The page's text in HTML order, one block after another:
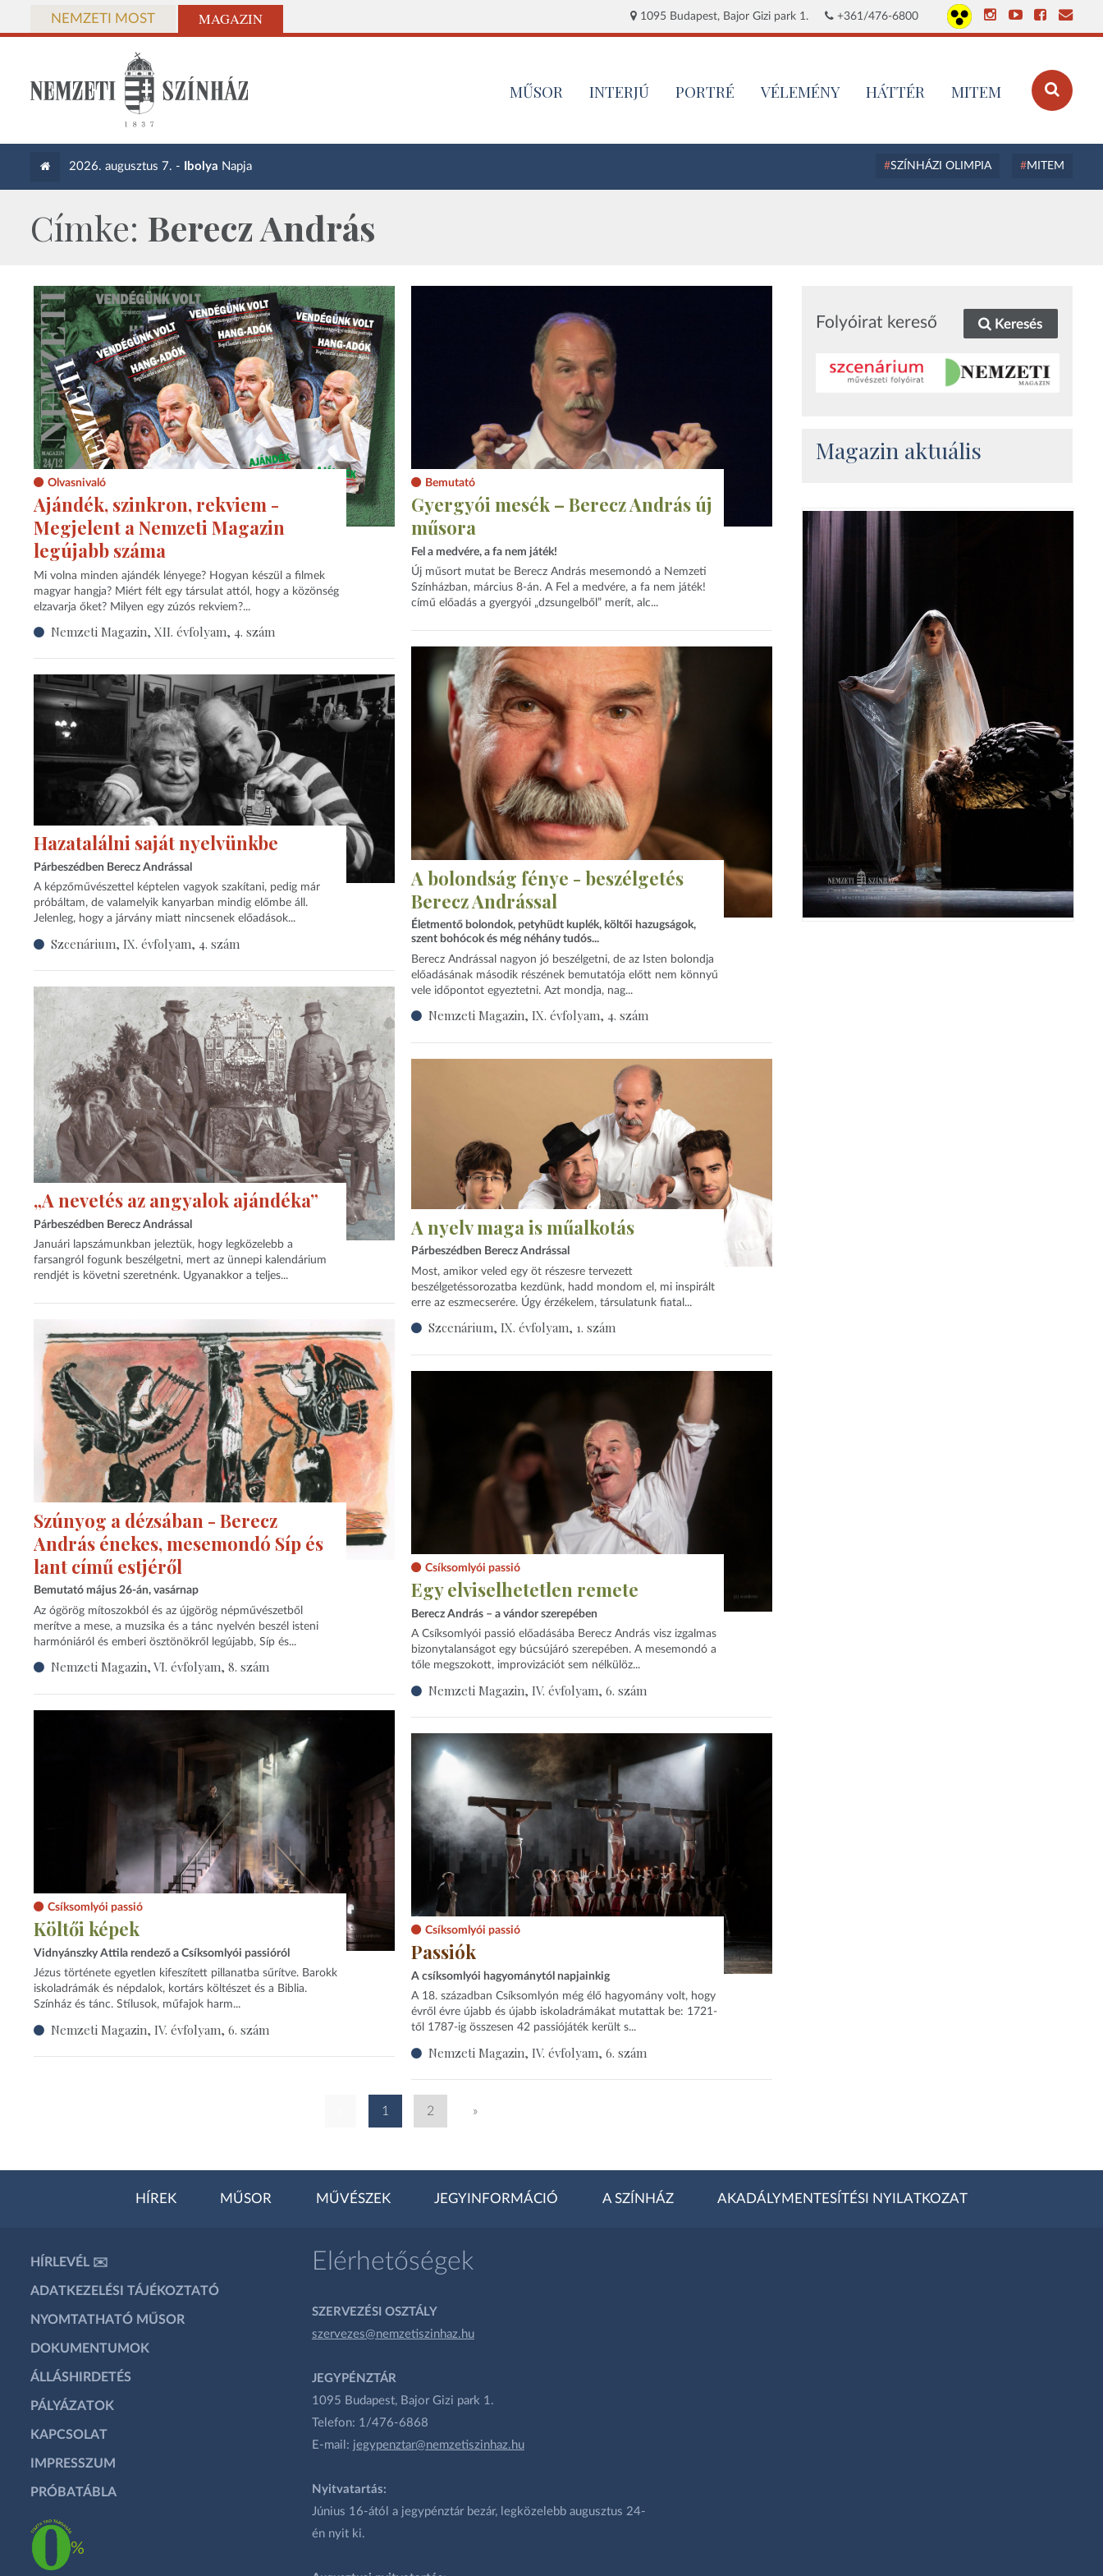
NEMZETI MOST MAGAZIN 1095 Budapest, Bajor Gizi park 1. +361/476-6800
MŰSOR INTERJÚ PORTRÉ VÉLEMÉNY HÁTTÉR MITEM
2026. augusztus 7. - Ibolya Napja SZÍNHÁZI OLIMPIA MITEM
Címke: Berecz András
Olvasnivaló
Ajándék, szinkron, rekviem -
Megjelent a Nemzeti Magazin
legújabb száma
Mi volna minden ajándék lényege? Hogyan készül a filmek
magyar hangja? Miért félt egy társulat attól, hogy a közönség
elzavarja őket? Milyen egy zúzós rekviem?...
Nemzeti Magazin, XII. évfolyam, 4. szám
Bemutató
Gyergyói mesék – Berecz András új
műsora
Fel a medvére, a fa nem játék!
Új műsort mutat be Berecz András mesemondó a Nemzeti
Színházban, március 8-án. A Fel a medvére, a fa nem játék!
című előadás a gyergyói „dzsungelből” merít, alc...
A bolondság fénye - beszélgetés
Berecz Andrással
Életmentő bolondok, petyhüdt kuplék, költői hazugságok,
szent bohócok és még néhány tudós...
Berecz Andrással nagyon jó beszélgetni, de az Isten bolondja
előadásának második részének bemutatója előtt nem könnyű
vele időpontot egyeztetni. Azt mondja, nag...
Nemzeti Magazin, IX. évfolyam, 4. szám
Hazatalálni saját nyelvünkbe
Párbeszédben Berecz Andrással
A képzőművészettel képtelen vagyok szakítani, pedig már
próbáltam, de valamelyik kanyarban mindig előmbe áll.
Jelenleg, hogy a járvány miatt nincsenek előadások...
Szcenárium, IX. évfolyam, 4. szám
„A nevetés az angyalok ajándéka”
Párbeszédben Berecz Andrással
Januári lapszámunkban jeleztük, hogy legközelebb a
farsangról fogunk beszélgetni, mert az ünnepi kalendárium
rendjét is követni szeretnénk. Ugyanakkor a teljes...
A nyelv maga is műalkotás
Párbeszédben Berecz Andrással
Most, amikor veled egy öt részesre tervezett
beszélgetéssorozatba kezdünk, hadd mondom el, mi inspirált
erre az eszmecserére. Úgy érzékelem, társulatunk fiatal...
Szcenárium, IX. évfolyam, 1. szám
Szúnyog a dézsában - Berecz
András énekes, mesemondó Síp és
lant című estjéről
Bemutató május 26-án, vasárnap
Az ógörög mítoszokból és az újgörög népművészetből
merítve a mese, a muzsika és a tánc nyelvén beszél isteni
harmóniáról és emberi ösztönökről legújabb, Síp és...
Nemzeti Magazin, VI. évfolyam, 8. szám
Csíksomlyói passió
Egy elviselhetetlen remete
Berecz András – a vándor szerepében
A Csíksomlyói passió előadásába Berecz András visz izgalmas
bizonytalanságot egy búcsújáró szerepében. A mesemondó a
tőle megszokott, improvizációt sem nélkülöz...
Nemzeti Magazin, IV. évfolyam, 6. szám
Csíksomlyói passió
Költői képek
Vidnyánszky Attila rendező a Csíksomlyói passióról
Jézus története egyetlen kifeszített pillanatba sűrítve. Barokk
iskoladrámák és népdalok, kortárs költészet és a Biblia.
Színház és tánc. Stílusok, műfajok harm...
Nemzeti Magazin, IV. évfolyam, 6. szám
Csíksomlyói passió
Passiók
A csíksomlyói hagyománytól napjainkig
A 18. században Csíksomlyón még élő hagyomány volt, hogy
évről évre újabb és újabb iskoladrámákat mutattak be: 1721-
től 1787-ig összesen 42 passiójáték került s...
Nemzeti Magazin, IV. évfolyam, 6. szám
1 2 »
Folyóirat kereső Keresés
Magazin aktuális
HÍREK MŰSOR MŰVÉSZEK JEGYINFORMÁCIÓ A SZÍNHÁZ AKADÁLYMENTESÍTÉSI NYILATKOZAT
HÍRLEVÉL ✉️
ADATKEZELÉSI TÁJÉKOZTATÓ
NYOMTATHATÓ MŰSOR
DOKUMENTUMOK
ÁLLÁSHIRDETÉS
PÁLYÁZATOK
KAPCSOLAT
IMPRESSZUM
PRÓBATÁBLA
Elérhetőségek
SZERVEZÉSI OSZTÁLY
szervezes@nemzetiszinhaz.hu
JEGYPÉNZTÁR
1095 Budapest, Bajor Gizi park 1.
Telefon: 1/476-6868
E-mail: jegypenztar@nemzetiszinhaz.hu
Nyitvatartás:
Június 16-ától a jegypénztár bezár, legközelebb augusztus 24-
én nyit ki.